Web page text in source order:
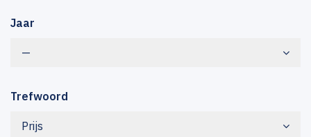
Jaar
—
Trefwoord
Prijs